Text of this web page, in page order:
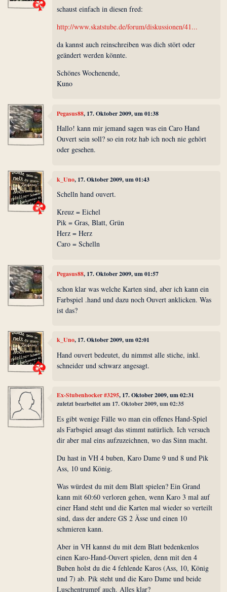
schaust einfach in diesen fred:
http://www.skatstube.de/forum/diskussionen/41...
da kannst auch reinschreiben was dich stört oder
geändert werden könnte.
Schönes Wochenende,
Kuno
Pegasus88, 17. Oktober 2009, um 01:38
Hallo! kann mir jemand sagen was ein Caro Hand
Ouvert sein soll? so ein rotz hab ich noch nie gehört
oder gesehen.
k_Uno, 17. Oktober 2009, um 01:43
Schelln hand ouvert.
Kreuz = Eichel
Pik = Gras, Blatt, Grün
Herz = Herz
Caro = Schelln
Pegasus88, 17. Oktober 2009, um 01:57
schon klar was welche Karten sind, aber ich kann ein
Farbspiel .hand und dazu noch Ouvert anklicken. Was
ist das?
k_Uno, 17. Oktober 2009, um 02:01
Hand ouvert bedeutet, du nimmst alle stiche, inkl.
schneider und schwarz angesagt.
Ex-Stubenhocker #3295, 17. Oktober 2009, um 02:31
zuletzt bearbeitet am 17. Oktober 2009, um 02:35
Es gibt wenige Fälle wo man ein offenes Hand-Spiel
als Farbspiel ansagt das stimmt natürlich. Ich versuch
dir aber mal eins aufzuzeichnen, wo das Sinn macht.
Du hast in VH 4 buben, Karo Dame 9 und 8 und Pik
Ass, 10 und König.
Was würdest du mit dem Blatt spielen? Ein Grand
kann mit 60:60 verloren gehen, wenn Karo 3 mal auf
einer Hand steht und die Karten mal wieder so verteilt
sind, dass der andere GS 2 Ässe und einen 10
schmieren kann.
Aber in VH kannst du mit dem Blatt bedenkenlos
einen Karo-Hand-Ouvert spielen, denn mit den 4
Buben holst du die 4 fehlende Karos (Ass, 10, König
und 7) ab. Pik steht und die Karo Dame und beide
Luschentrumpf auch. Alles klar?